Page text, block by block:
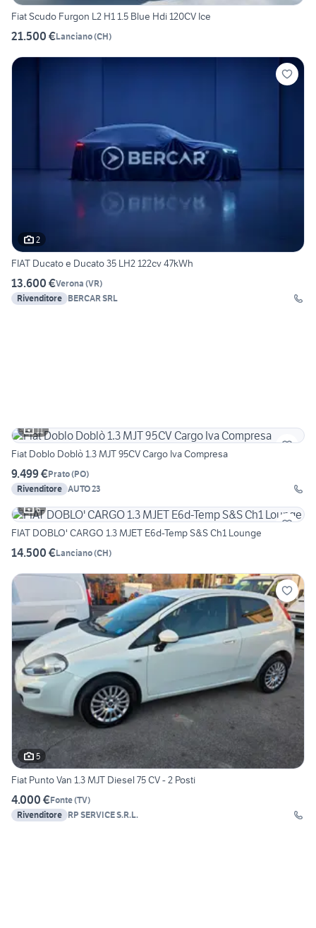
Fiat Scudo Furgon L2 H1 1.5 Blue Hdi 120CV Ice
21.500 €Lanciano(CH)
2
FIAT Ducato e Ducato 35 LH2 122cv 47kWh
13.600 €Verona (VR)
Rivenditore BERCAR SRL
11
Fiat Doblo Doblò 1.3 MJT 95CV Cargo Iva Compresa
9.499 €Prato(PO)
Rivenditore AUTO 23
6
FIAT DOBLO' CARGO 1.3 MJET E6d-Temp S&S Ch1 Lounge
14.500 €Lanciano(CH)
5
Fiat Punto Van 1.3 MJT Diesel 75 CV - 2 Posti
4.000 €Fonte(TV)
Rivenditore RP SERVICE S.R.L.